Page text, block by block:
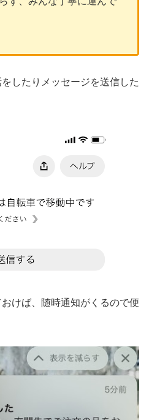
したりメッセージを送信した
けば、随時通知がくるので便